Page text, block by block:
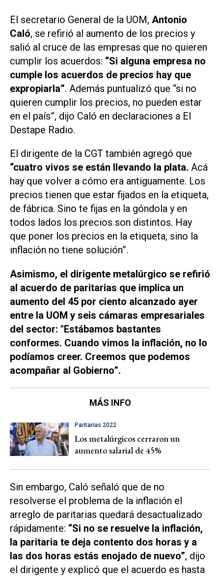
El secretario General de la UOM, Antonio
Caló, se refirió al aumento de los precios y
salió al cruce de las empresas que no quieren
cumplir los acuerdos: “Si alguna empresa no
cumple los acuerdos de precios hay que
expropiarla”. Además puntualizó que “si no
quieren cumplir los precios, no pueden estar
en el país”, dijo Caló en declaraciones a El
Destape Radio.
El dirigente de la CGT también agregó que
“cuatro vivos se están llevando la plata. Acá
hay que volver a cómo era antiguamente. Los
precios tienen que estar fijados en la etiqueta,
de fábrica. Sino te fijas en la góndola y en
todos lados los precios son distintos. Hay
que poner los precios en la etiqueta, sino la
inflación no tiene solución”.
Asimismo, el dirigente metalúrgico se refirió
al acuerdo de paritarias que implica un
aumento del 45 por ciento alcanzado ayer
entre la UOM y seis cámaras empresariales
del sector: "Estábamos bastantes
conformes. Cuando vimos la inflación, no lo
podíamos creer. Creemos que podemos
acompañar al Gobierno”.
MÁS INFO
Paritarias 2022
Los metalúrgicos cerraron un
aumento salarial de 45%
Sin embargo, Caló señaló que de no
resolverse el problema de la inflación el
arreglo de paritarias quedará desactualizado
rápidamente: “Si no se resuelve la inflación,
la paritaria te deja contento dos horas y a
las dos horas estás enojado de nuevo”, dijo
el dirigente y explicó que el acuerdo es hasta